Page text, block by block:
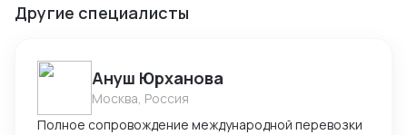
Другие специалисты
Ануш Юрханова
Москва, Россия
Полное сопровождение международной перевозки